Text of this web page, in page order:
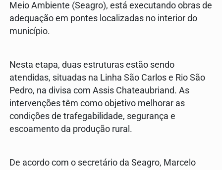
Meio Ambiente (Seagro), está executando obras de
adequação em pontes localizadas no interior do
município.
Nesta etapa, duas estruturas estão sendo
atendidas, situadas na Linha São Carlos e Rio São
Pedro, na divisa com Assis Chateaubriand. As
intervenções têm como objetivo melhorar as
condições de trafegabilidade, segurança e
escoamento da produção rural.
De acordo com o secretário da Seagro, Marcelo